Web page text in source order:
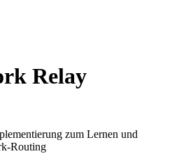
Relay
zum Lernen und
Routing